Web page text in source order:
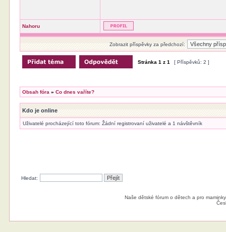
Nahoru
Zobrazit příspěvky za předchozí:
Stránka1 z1 [ Příspěvků: 2 ]
Obsah fóra »Co dnes vaříte?
Kdo je online
Uživatelé procházející toto fórum: Žádní registrovaní uživatelé a 1 návštěvník
Hledat:
Naše dětské fórum o dětech a pro